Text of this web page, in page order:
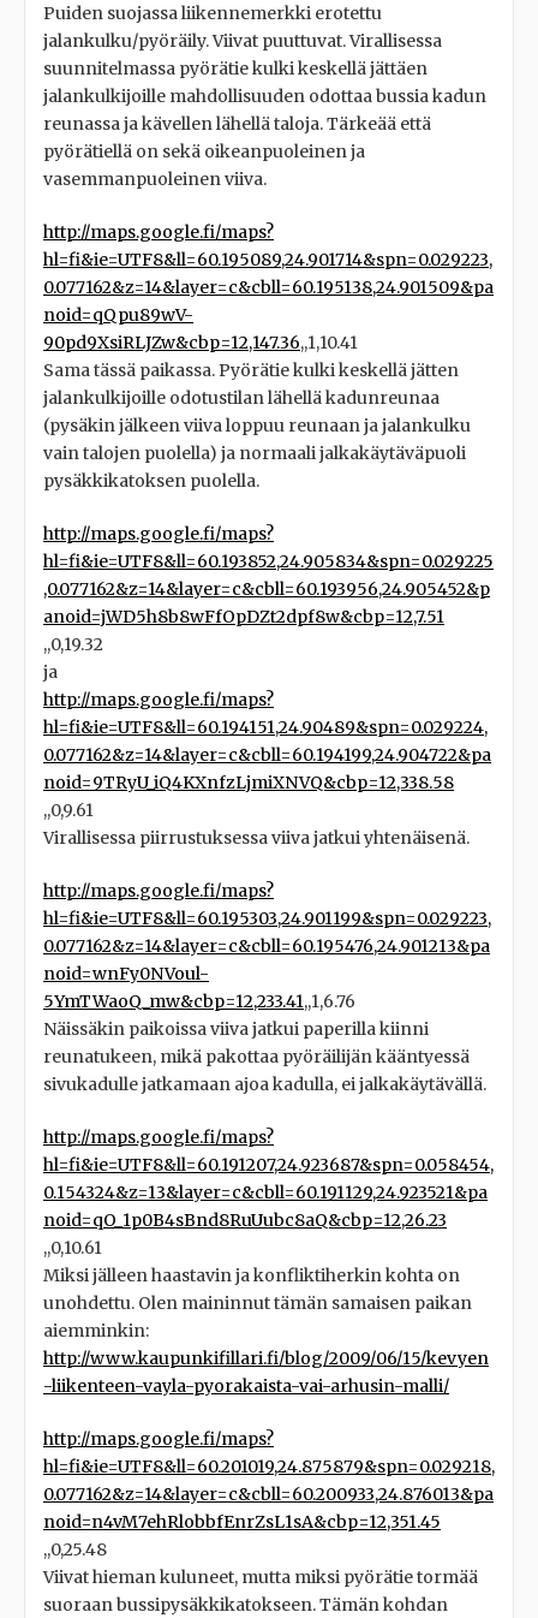
Puiden suojassa liikennemerkki erotettu
jalankulku/pyöräily. Viivat puuttuvat. Virallisessa
suunnitelmassa pyörätie kulki keskellä jättäen
jalankulkijoille mahdollisuuden odottaa bussia kadun
reunassa ja kävellen lähellä taloja. Tärkeää että
pyörätiellä on sekä oikeanpuoleinen ja
vasemmanpuoleinen viiva.
http://maps.google.fi/maps?
hl=fi&ie=UTF8&ll=60.195089,24.901714&spn=0.029223,
0.077162&z=14&layer=c&cbll=60.195138,24.901509&pa
noid=qQpu89wV-
90pd9XsiRLJZw&cbp=12,147.36,,1,10.41
Sama tässä paikassa. Pyörätie kulki keskellä jätten
jalankulkijoille odotustilan lähellä kadunreunaa
(pysäkin jälkeen viiva loppuu reunaan ja jalankulku
vain talojen puolella) ja normaali jalkakäytäväpuoli
pysäkkikatoksen puolella.
http://maps.google.fi/maps?
hl=fi&ie=UTF8&ll=60.193852,24.905834&spn=0.029225
,0.077162&z=14&layer=c&cbll=60.193956,24.905452&p
anoid=jWD5h8b8wFfOpDZt2dpf8w&cbp=12,7.51
,,0,19.32
ja
http://maps.google.fi/maps?
hl=fi&ie=UTF8&ll=60.194151,24.90489&spn=0.029224,
0.077162&z=14&layer=c&cbll=60.194199,24.904722&pa
noid=9TRyU_iQ4KXnfzLjmiXNVQ&cbp=12,338.58
,,0,9.61
Virallisessa piirrustuksessa viiva jatkui yhtenäisenä.
http://maps.google.fi/maps?
hl=fi&ie=UTF8&ll=60.195303,24.901199&spn=0.029223,
0.077162&z=14&layer=c&cbll=60.195476,24.901213&pa
noid=wnFy0NVoul-
5YmTWaoQ_mw&cbp=12,233.41,,1,6.76
Näissäkin paikoissa viiva jatkui paperilla kiinni
reunatukeen, mikä pakottaa pyöräilijän kääntyessä
sivukadulle jatkamaan ajoa kadulla, ei jalkakäytävällä.
http://maps.google.fi/maps?
hl=fi&ie=UTF8&ll=60.191207,24.923687&spn=0.058454,
0.154324&z=13&layer=c&cbll=60.191129,24.923521&pa
noid=qO_1p0B4sBnd8RuUubc8aQ&cbp=12,26.23
,,0,10.61
Miksi jälleen haastavin ja konfliktiherkin kohta on
unohdettu. Olen maininnut tämän samaisen paikan
aiemminkin:
http://www.kaupunkifillari.fi/blog/2009/06/15/kevyen
-liikenteen-vayla-pyorakaista-vai-arhusin-malli/
http://maps.google.fi/maps?
hl=fi&ie=UTF8&ll=60.201019,24.875879&spn=0.029218,
0.077162&z=14&layer=c&cbll=60.200933,24.876013&pa
noid=n4vM7ehRlobbfEnrZsL1sA&cbp=12,351.45
,,0,25.48
Viivat hieman kuluneet, mutta miksi pyörätie tormää
suoraan bussipysäkkikatokseen. Tämän kohdan